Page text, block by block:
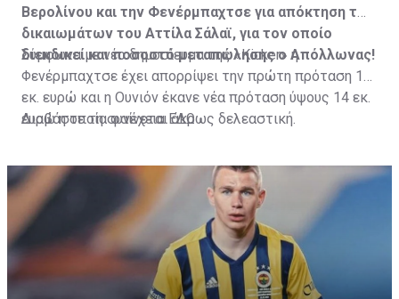
Βερολίνου και την Φενέρμπαχτσε για απόκτηση των
δικαιωμάτων του Αττίλα Σάλαϊ, για τον οποίο
διεκδικεί και ποσοστό μεταπώλησης ο Απόλλωνας!
Σύμφωνα με νέο δημοσίευμα της «Kicker» η
Φενέρμπαχτσε έχει απορρίψει την πρώτη πρόταση 12
εκ. ευρώ και η Ουνιόν έκανε νέα πρόταση ύψους 14 εκ.
ευρώ η οποία φαίνεται άκρως δελεαστική.
Διαβάστε τη συνέχειαΕΔΩ